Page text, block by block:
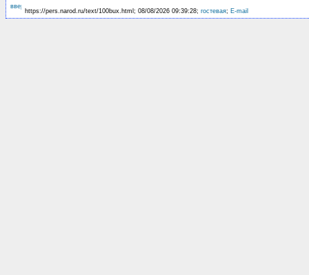
https://pers.narod.ru/text/100bux.html; 08/08/2026 09:39:28; гостевая; E-mail